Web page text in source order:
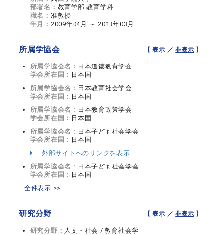
部署名： 教育学部 教育学科
職名： 准教授
年月： 2009年04月 ～ 2018年03月
所属学協会 【 表示 ／非表示 】
所属学協会名： 日本道徳教育学会
学会所在国： 日本国
所属学協会名： 日本教育社会学会
学会所在国： 日本国
所属学協会名： 日本教育政策学会
学会所在国： 日本国
所属学協会名： 日本子ども社会学会
学会所在国： 日本国
外部サイトへのリンクを表示
所属学協会名： 日本子ども社会学会
学会所在国： 日本国
全件表示 >>
研究分野 【 表示 ／非表示 】
研究分野： 人文・社会 / 教育社会学